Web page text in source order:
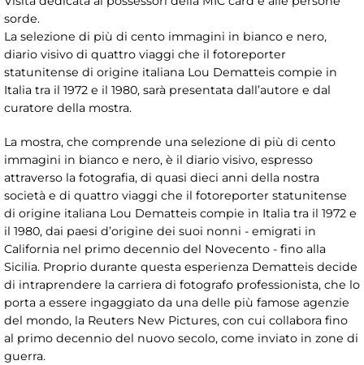
sorde.
La selezione di più di cento immagini in bianco e nero,
diario visivo di quattro viaggi che il fotoreporter
statunitense di origine italiana Lou Dematteis compie in
Italia tra il 1972 e il 1980, sarà presentata dall’autore e dal
curatore della mostra.
La mostra, che comprende una selezione di più di cento
immagini in bianco e nero, è il diario visivo, espresso
attraverso la fotografia, di quasi dieci anni della nostra
società e di quattro viaggi che il fotoreporter statunitense
di origine italiana Lou Dematteis compie in Italia tra il 1972 e
il 1980, dai paesi d’origine dei suoi nonni - emigrati in
California nel primo decennio del Novecento - fino alla
Sicilia. Proprio durante questa esperienza Dematteis decide
di intraprendere la carriera di fotografo professionista, che lo
porta a essere ingaggiato da una delle più famose agenzie
del mondo, la Reuters New Pictures, con cui collabora fino
al primo decennio del nuovo secolo, come inviato in zone di
guerra.